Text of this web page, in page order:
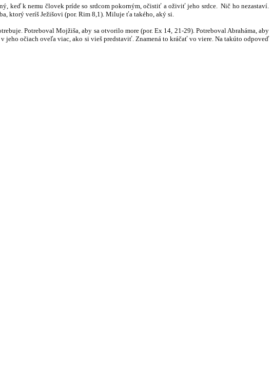
keď k nemu človek príde so srdcom pokorným, očistiť a oživiť jeho srdce. Nič ho nezastaví.
ktorý veríš Ježišovi (por. Rim 8,1). Miluje ťa takého, aký si.
Potreboval Mojžiša, aby sa otvorilo more (por. Ex 14, 21-29). Potreboval Abraháma, aby
jeho očiach oveľa viac, ako si vieš predstaviť. Znamená to kráčať vo viere. Na takúto odpoveď